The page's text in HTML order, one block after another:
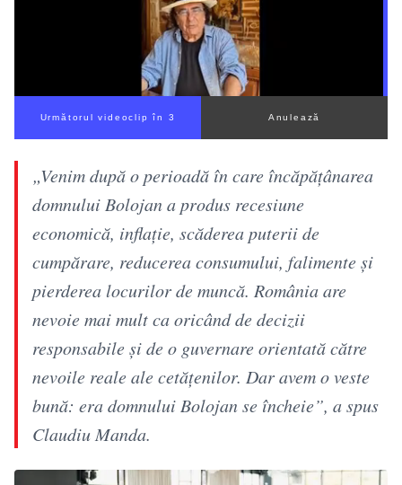
Următorul videoclip în 2 Anulează
„Venim după o perioadă în care încăpățânarea
domnului Bolojan a produs recesiune
economică, inflație, scăderea puterii de
cumpărare, reducerea consumului, falimente și
pierderea locurilor de muncă. România are
nevoie mai mult ca oricând de decizii
responsabile și de o guvernare orientată către
nevoile reale ale cetățenilor. Dar avem o veste
bună: era domnului Bolojan se încheie”, a spus
Claudiu Manda.